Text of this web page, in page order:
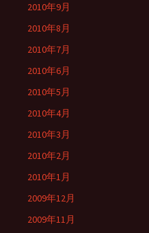
2010年9月
2010年8月
2010年7月
2010年6月
2010年5月
2010年4月
2010年3月
2010年2月
2010年1月
2009年12月
2009年11月